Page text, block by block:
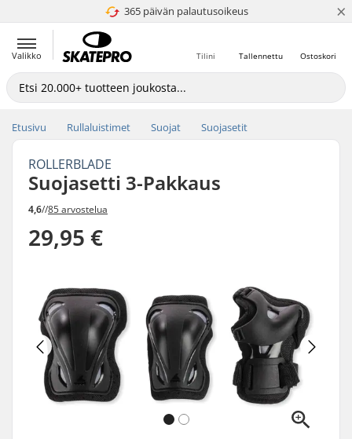
365 päivän palautusoikeus
4.8 / 5 ×
Valikko Ostoskori
Tallennettu
Tilini
Etusivu Rullaluistimet Suojat Suojasetit
ROLLERBLADE
Suojasetti 3-Pakkaus
4,6//85 arvostelua
29,95 €